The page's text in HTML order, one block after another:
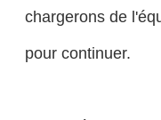
chargerons de
pour continuer.